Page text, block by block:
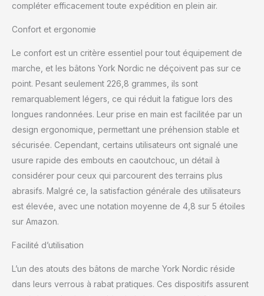
compléter efficacement toute expédition en plein air.
Confort et ergonomie
Le confort est un critère essentiel pour tout équipement de
marche, et les bâtons York Nordic ne déçoivent pas sur ce
point. Pesant seulement 226,8 grammes, ils sont
remarquablement légers, ce qui réduit la fatigue lors des
longues randonnées. Leur prise en main est facilitée par un
design ergonomique, permettant une préhension stable et
sécurisée. Cependant, certains utilisateurs ont signalé une
usure rapide des embouts en caoutchouc, un détail à
considérer pour ceux qui parcourent des terrains plus
abrasifs. Malgré ce, la satisfaction générale des utilisateurs
est élevée, avec une notation moyenne de 4,8 sur 5 étoiles
sur Amazon.
Facilité d’utilisation
L’un des atouts des bâtons de marche York Nordic réside
dans leurs verrous à rabat pratiques. Ces dispositifs assurent